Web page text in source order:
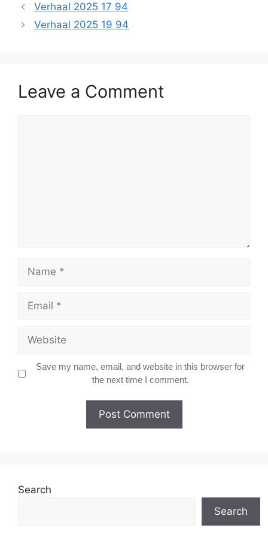
Verhaal 2025 17 94
Verhaal 2025 19 94
Leave a Comment
Name
Email
Website
Save my name, email, and website in this browser for
the next time I comment.
Search
Search